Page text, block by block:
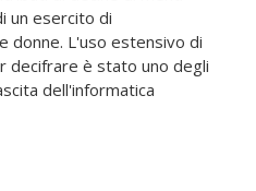
un esercito di
donne. L'uso estensivo di
decifrare è stato uno degli
dell'informatica